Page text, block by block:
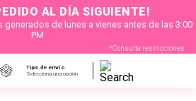
AL DÍA SIGUIENTE!
de lunes a vienes antes de las 3:00
PM
*Consulta restricciones
Tipo de envío
Selecciona una opción